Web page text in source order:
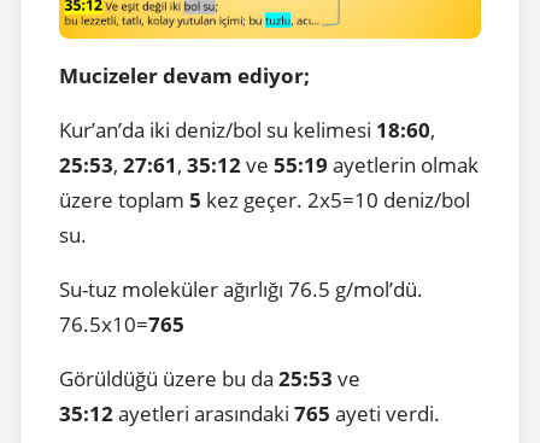
Mucizeler devam ediyor;
Kur’an’da iki deniz/bol su kelimesi 18:60,
25:53, 27:61, 35:12ve 55:19 ayetlerin olmak
üzere toplam 5 kez geçer. 2x5=10 deniz/bol
su.
Su-tuz moleküler ağırlığı 76.5 g/mol’dü.
76.5x10=765
Görüldüğü üzere bu da 25:53 ve
35:12ayetleri arasındaki 765 ayeti verdi.